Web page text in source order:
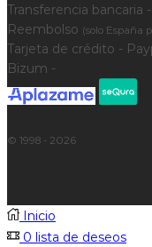
Transferencia bancaria -
Reembolso (solo España
Tarjeta de crédito -
Bizum -
© 1998 - 2026
Inicio
0 lista de deseos